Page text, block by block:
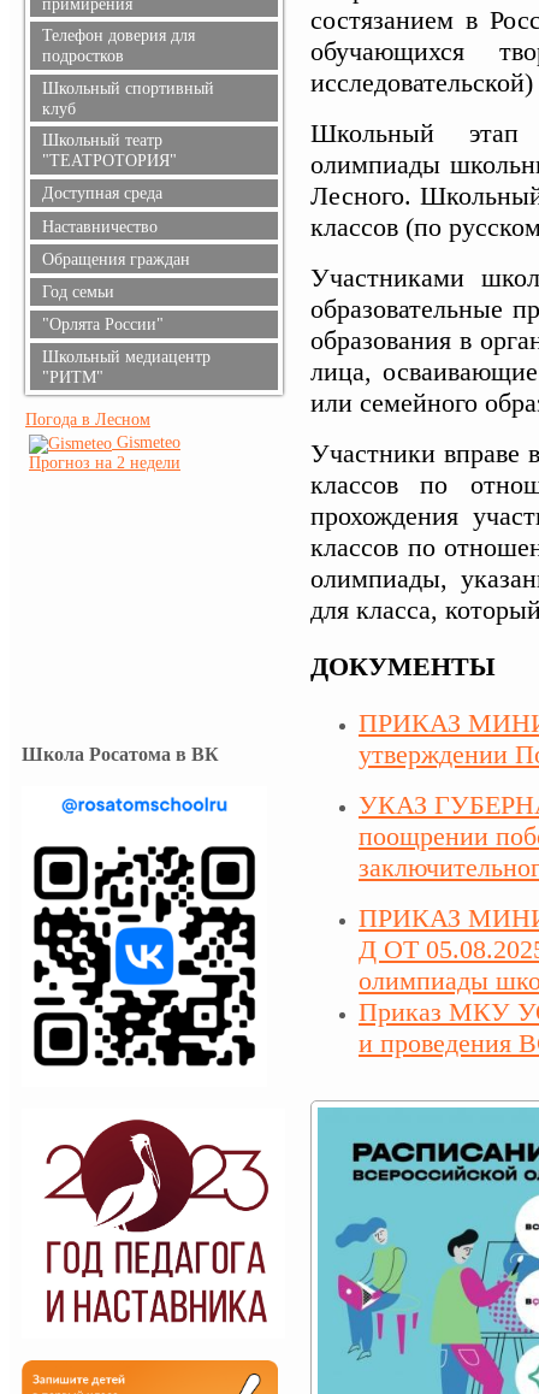
коррупции
Телефон доверия для
подростков
Школьный спортивный
клуб
Школьный театр
"ТЕАТРОТОРИЯ"
Доступная среда
Наставничество
Обращения граждан
Год семьи
"Орлята России"
Школьный медиацентр
"РИТМ"
Погода в Лесном
Gismeteo
Прогноз на 2 недели
Школа Росатома в ВК
состязанием в
обучающихся
Школьный
олимпиады
Лесного.
классов (по
Участниками
образовательные
образования в
лица,
или семейного
Участники вправе
классов по
прохождения
классов по
олимпиады,
для класса,
ДОКУМЕНТЫ
ПРИКАЗ
утверждении
УКАЗ
поощрении
ПРИКАЗ
Д ОТ
олимпиады
Приказ МКУ УО
и проведения